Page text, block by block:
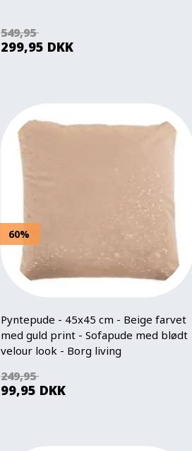
549,95
299,95 DKK
60%
Pyntepude - 45x45 cm - Beige farvet
med guld print - Sofapude med blødt
velour look - Borg living
249,95
99,95 DKK